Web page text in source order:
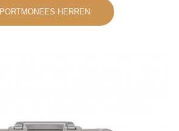
PORTMONEES HERREN